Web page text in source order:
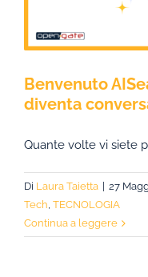
Benvenuto
diventa
Quante volte vi siete
Di Laura Taietta 27
Tech, TECNOLOGIA
Continua a leggere